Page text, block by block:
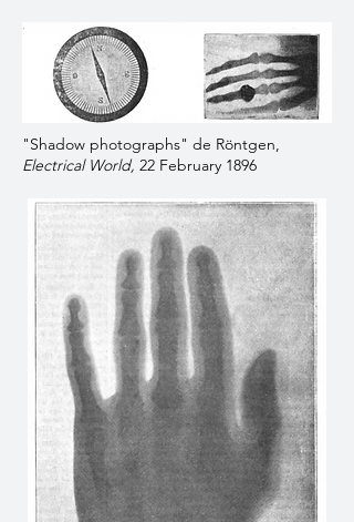
"Shadow photographs" de Röntgen,
Electrical World, 22 February 1896